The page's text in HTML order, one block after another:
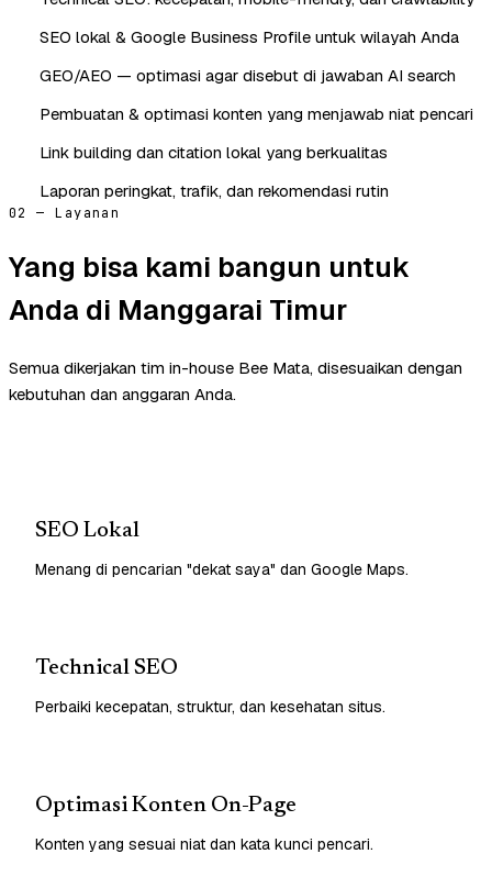
SEO lokal & Google Business Profile untuk wilayah Anda
GEO/AEO — optimasi agar disebut di jawaban AI search
Pembuatan & optimasi konten yang menjawab niat pencari
Link building dan citation lokal yang berkualitas
Laporan peringkat, trafik, dan rekomendasi rutin
02 — Layanan
Yang bisa kami bangun untuk
Anda di Manggarai Timur
Semua dikerjakan tim in-house Bee Mata, disesuaikan dengan
kebutuhan dan anggaran Anda.
SEO Lokal
Menang di pencarian "dekat saya" dan Google Maps.
Technical SEO
Perbaiki kecepatan, struktur, dan kesehatan situs.
Optimasi Konten On-Page
Konten yang sesuai niat dan kata kunci pencari.